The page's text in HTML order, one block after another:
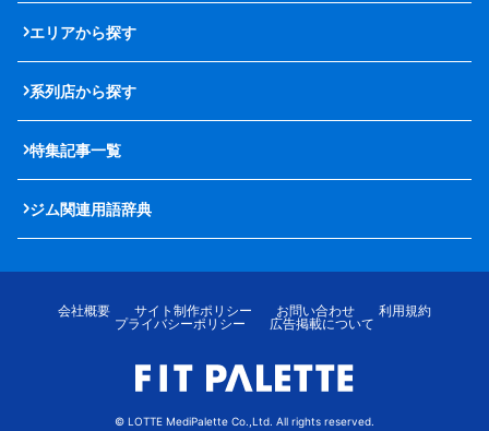
エリアから探す
系列店から探す
特集記事一覧
ジム関連用語辞典
会社概要 サイト制作ポリシー お問い合わせ
利用規約
プライバシーポリシー
広告掲載について
© LOTTE MediPalette Co.,Ltd. All rights reserved.